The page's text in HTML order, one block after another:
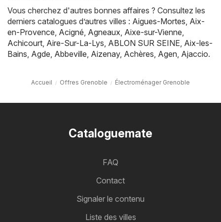
Vous cherchez d'autres bonnes affaires ? Consultez les
derniers catalogues d’autres villes : Aigues-Mortes Aix-
en-Provence Acigné Agneaux Aixe-sur-Vienne
Achicourt Aire-Sur-La-Lys ABLON SUR SEINE Aix-les-
Bains Agde Abbeville Aizenay, Achères Agen Ajaccio.
Accueil Offres Grenoble Électroménager Grenoble
Cataloguemate
FAQ
Contact
Signaler le contenu
Liste des villes